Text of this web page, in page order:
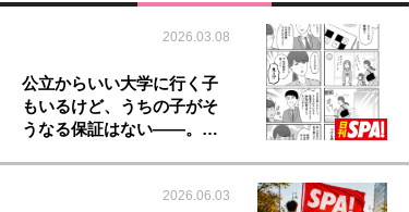
2026.03.08
公立からいい大学に行く子
もいるけど、うちの子がそ
うなる保証はない――。…
2026.06.03